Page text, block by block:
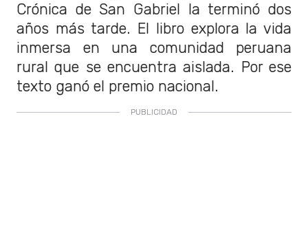
Crónica de San Gabriel la terminó dos
años más tarde. El libro explora la vida
inmersa en una comunidad peruana
rural que se encuentra aislada. Por ese
texto ganó el premio nacional.